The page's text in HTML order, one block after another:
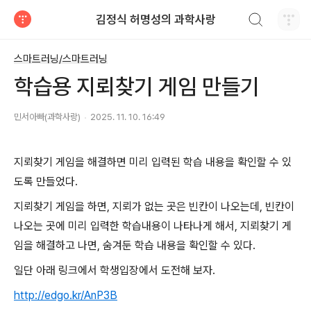
김정식 허명성의 과학사랑
스마트러닝/스마트러닝
학습용 지뢰찾기 게임 만들기
민서아빠(과학사랑) 2025. 11. 10. 16:49
지뢰찾기 게임을 해결하면 미리 입력된 학습 내용을 확인할 수 있
도록 만들었다.
지뢰찾기 게임을 하면, 지뢰가 없는 곳은 빈칸이 나오는데, 빈칸이
나오는 곳에 미리 입력한 학습내용이 나타나게 해서, 지뢰찾기 게
임을 해결하고 나면, 숨겨둔 학습 내용을 확인할 수 있다.
일단 아래 링크에서 학생입장에서 도전해 보자.
http://edgo.kr/AnP3B